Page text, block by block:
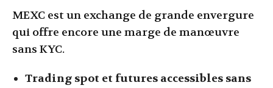
MEXC est un exchange de grande envergure
qui offre encore une marge de manœuvre
sans KYC.
Trading spot et futures accessibles sans